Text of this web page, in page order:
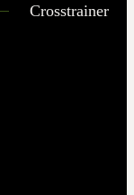
Crosstrainer